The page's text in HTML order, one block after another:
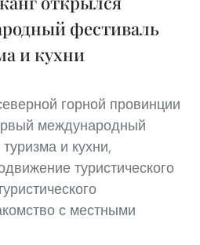
фестиваль
и кухни
горной провинции
международный
и кухни,
туристического
с местными